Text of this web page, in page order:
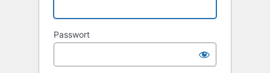
Passwort